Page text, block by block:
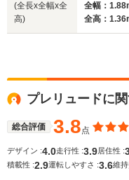
WLTCモード
燃費
(全長x全幅x全
高)
全幅：
全高：
プレリュードに
総合評価 3.8点
デザイン :4.0走行性 :3.9 居住性 :
積載性 :2.9運転しやすさ :3.6維